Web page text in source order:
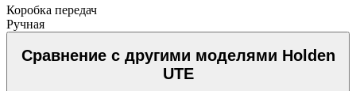
Коробка передач
Ручная
Сравнение с другими моделями Holden
UTE